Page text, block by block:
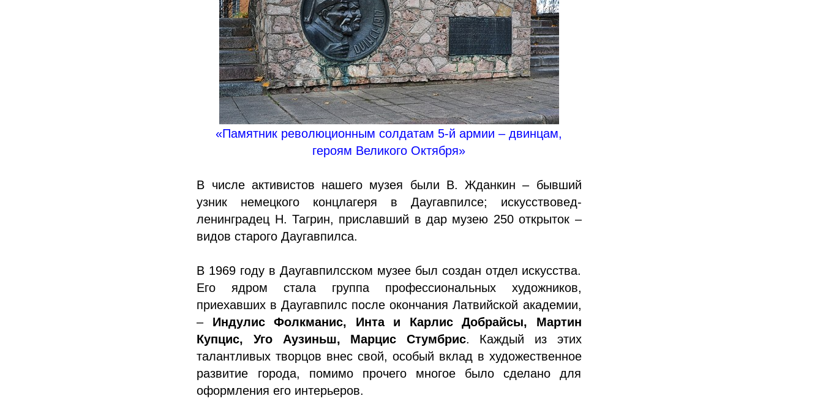
«Памятник революционным солдатам 5-й армии – двинцам,
героям Великого Октября»
В числе активистов нашего музея были В. Жданкин – бывший
узник немецкого концлагеря в Даугавпилсе; искусствовед-
ленинградец Н. Тагрин, приславший в дар музею 250 открыток –
видов старого Даугавпилса.
В 1969 году в Даугавпилсском музее был создан отдел искусства.
Его ядром стала группа профессиональных художников,
приехавших в Даугавпилс после окончания Латвийской академии,
– Индулис Фолкманис, Инта и Карлис Добрайсы, Мартин
Купцис, Уго Аузиньш, Марцис Стумбрис. Каждый из этих
талантливых творцов внес свой, особый вклад в художественное
развитие города, помимо прочего многое было сделано для
оформления его интерьеров.